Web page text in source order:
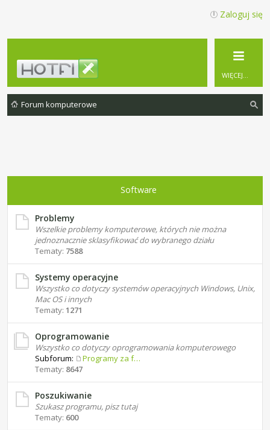
Zaloguj się
WIĘCEJ…
Forum komputerowe
Software
Problemy
Wszelkie problemy komputerowe, których nie można
jednoznacznie sklasyfikować do wybranego działu
Tematy: 7588
Systemy operacyjne
Wszystko co dotyczy systemów operacyjnych Windows, Unix,
Mac OS i innych
Tematy: 1271
Oprogramowanie
Wszystko co dotyczy oprogramowania komputerowego
Subforum:
Programy za free
Tematy: 8647
Poszukiwanie
Szukasz programu, pisz tutaj
Tematy: 600